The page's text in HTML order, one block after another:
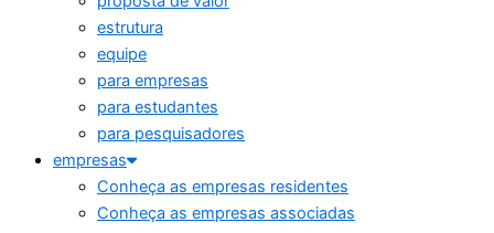
estrutura
equipe
para empresas
para estudantes
para pesquisadores
empresas
Conheça as empresas residentes
Conheça as empresas associadas